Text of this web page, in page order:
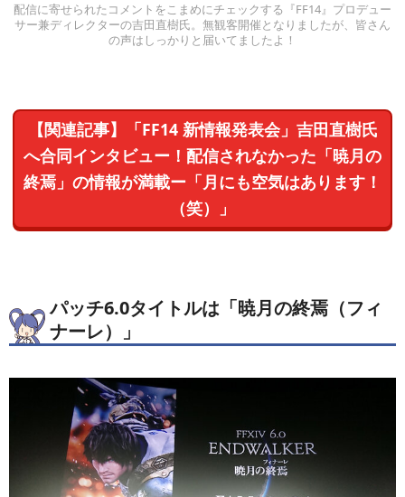
配信に寄せられたコメントをこまめにチェックする『FF14』プロデュー
サー兼ディレクターの吉田直樹氏。無観客開催となりましたが、皆さん
の声はしっかりと届いてましたよ！
【関連記事】「FF14 新情報発表会」吉田直樹氏
へ合同インタビュー！配信されなかった「暁月の
終焉」の情報が満載ー「月にも空気はあります！
（笑）」
パッチ6.0タイトルは「暁月の終焉（フィ
ナーレ）」